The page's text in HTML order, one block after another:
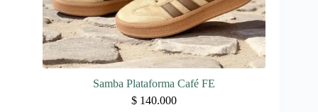
Samba Plataforma Café FE
$ 140.000